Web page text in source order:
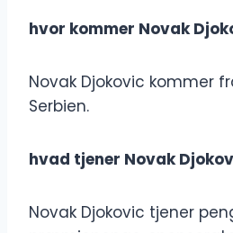
hvor kommer Novak
Novak Djokovic kommer
Serbien.
hvad tjener Novak
Novak Djokovic tjener